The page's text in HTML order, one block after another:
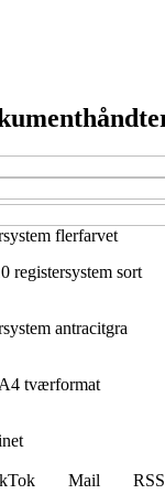
flerfarvet
registersystem sort
antracitgra
tværformat
Mail
RSS